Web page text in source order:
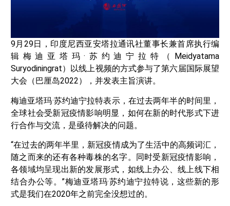
9月29日， 印度尼西亚安塔拉通讯社董事长兼首席执行编
辑梅迪亚塔玛·苏约迪宁拉特（Meidyatama
Suryodiningrat）以线上视频的方式参与了第六届国际展望
大会（巴厘岛2022），并发表主旨演讲。
梅迪亚塔玛·苏约迪宁拉特表示，在过去两年半的时间里，
全球社会受新冠疫情影响明显，如何在新的时代形式下进
行合作与交流，是亟待解决的问题。
“在过去的两年半里，新冠疫情成为了生活中的高频词汇，
随之而来的还有各种毒株的名字。同时受新冠疫情影响，
各领域均呈现出新的发展形式，如线上办公、线上线下相
结合办公等。”梅迪亚塔玛·苏约迪宁拉特说，这些新的形
式是我们在2020年之前完全没想过的。